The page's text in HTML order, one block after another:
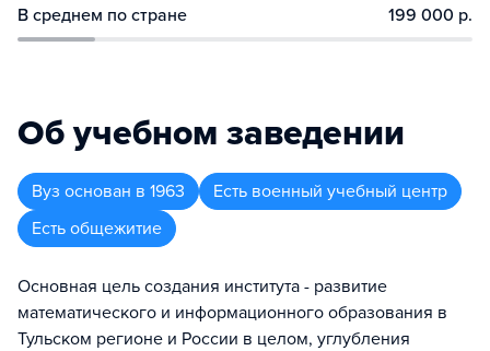
В среднем по стране 199 000 р.
Об учебном заведении
Вуз основан в 1963
Есть военный учебный центр
Есть общежитие
Основная цель создания института - развитие
математического и информационного образования в
Тульском регионе и России в целом, углубления